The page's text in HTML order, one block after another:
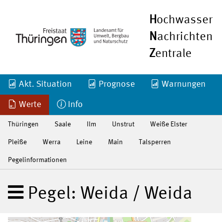
Hochwasser
Nachrichten
Zentrale
Akt. Situation Prognose Warnungen
Werte Info
Thüringen Saale Ilm Unstrut Weiße Elster
Pleiße Werra Leine Main Talsperren
Pegelinformationen
Pegel: Weida / Weida